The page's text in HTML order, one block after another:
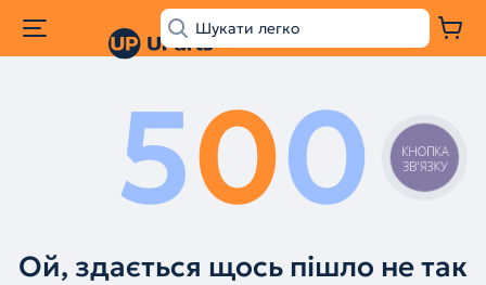
500
Ой, здається щось пішло не так
КНОПКА
ЗВ'ЯЗКУ